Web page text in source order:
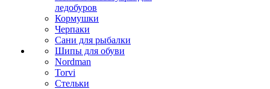
ледобуров
Кормушки
Черпаки
Сани для рыбалки
Шипы для обуви
Nordman
Torvi
Стельки